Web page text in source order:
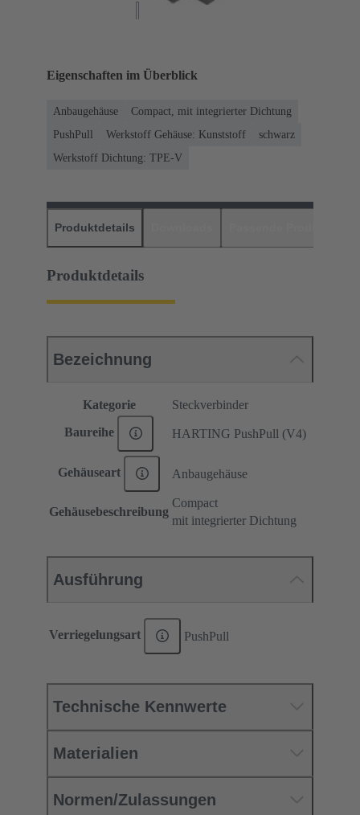
Eigenschaften im Überblick
Anbaugehäuse
Compact, mit integrierter Dichtung
PushPull
Werkstoff Gehäuse: Kunststoff
schwarz
Werkstoff Dichtung: TPE-V
Produktdetails
Produktdetails
Bezeichnung
Kategorie Steckverbinder
Baureihe HARTING PushPull (V4)
Gehäuseart Anbaugehäuse
Gehäusebeschreibung
Compact
mit integrierter Dichtung
Ausführung
Verriegelungsart PushPull
Technische Kennwerte
Materialien
Normen/Zulassungen